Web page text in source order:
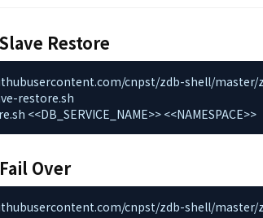
Slave Restore
cnpst/zdb-shell/master/
restore.sh
<<DB_SERVICE_NAME>> <<NAMESPACE>>
Over
cnpst/zdb-shell/master/